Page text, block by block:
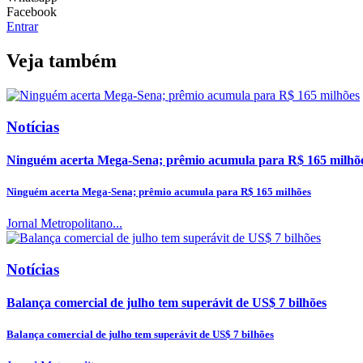
Facebook
Entrar
Veja também
Notícias
Ninguém acerta Mega-Sena; prêmio acumula para R$ 165
Ninguém acerta Mega-Sena; prêmio acumula para R$ 165 milhões
Jornal Metropolitano...
Notícias
Balança comercial de julho tem superávit de US$ 7 bilhões
Balança comercial de julho tem superávit de US$ 7 bilhões